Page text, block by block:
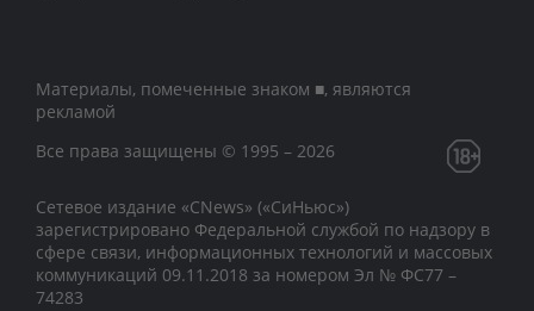
Материалы, помеченные знаком ■, являются
рекламой
Все права защищены © 1995 – 2026
Сетевое издание «CNews» («СиНьюс»)
зарегистрировано Федеральной службой по надзору в
сфере связи, информационных технологий и массовых
коммуникаций 09.11.2018 за номером Эл № ФС77 –
74283